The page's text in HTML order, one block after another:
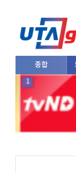
드라마/방송